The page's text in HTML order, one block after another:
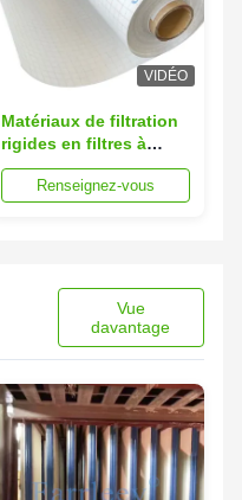
VIDÉO
Matériaux de filtration
rigides en filtres à
aiguilles en polyester
plissé pour collecteurs
Renseignez-vous
Vue
davantage